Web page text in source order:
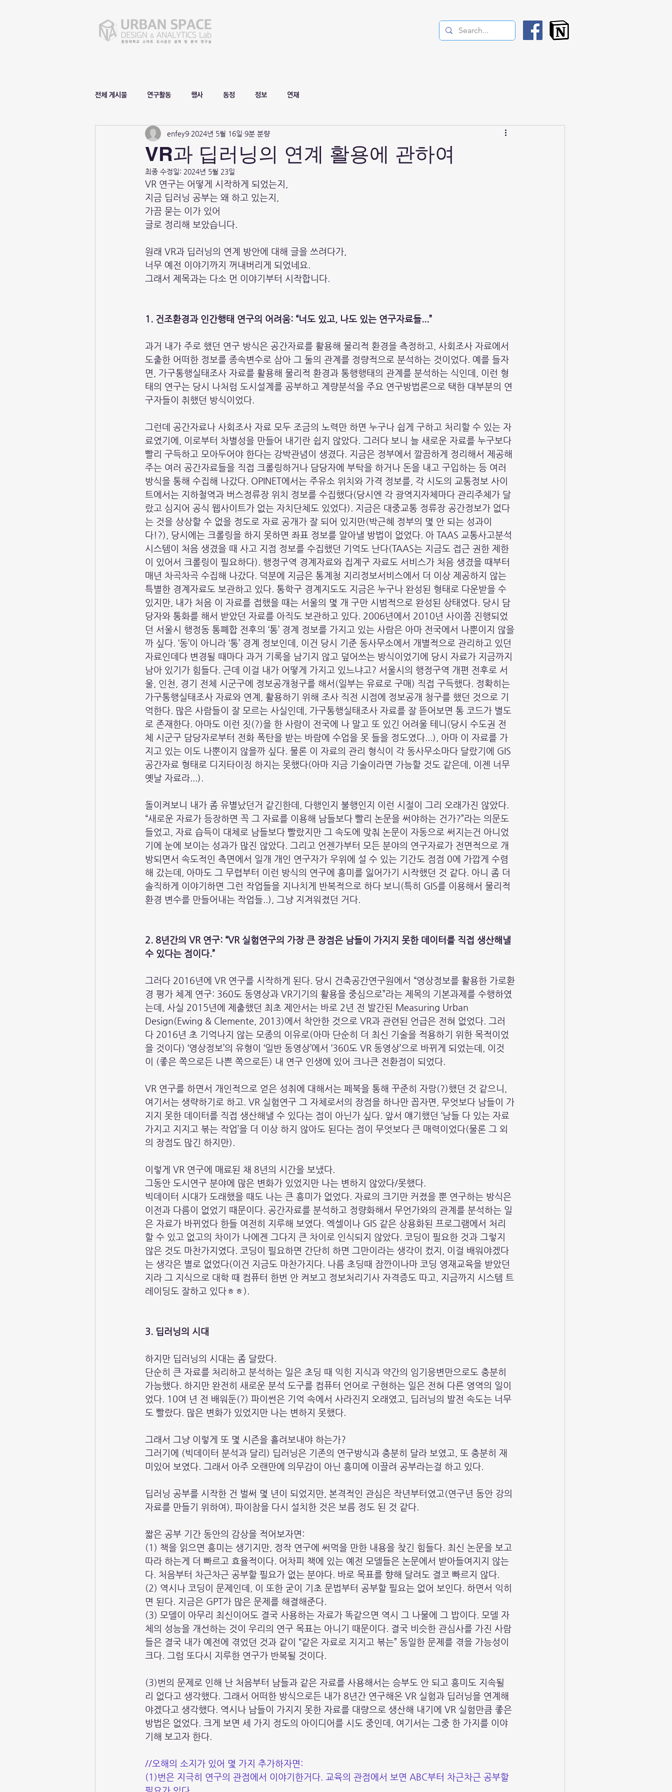
전체 게시물 연구활동 행사 동정 정보 연재
VR과 딥러닝의 연계 활용에 관하여
enfey9 2024년 5월 16일 9분 분량
최종 수정일: 2024년 5월 23일
VR 연구는 어떻게 시작하게 되었는지,
지금 딥러닝 공부는 왜 하고 있는지,
가끔 묻는 이가 있어
글로 정리해 보았습니다.
원래 VR과 딥러닝의 연계 방안에 대해 글을 쓰려다가,
너무 예전 이야기까지 꺼내버리게 되었네요.
그래서 제목과는 다소 먼 이야기부터 시작합니다.
1. 건조환경과 인간행태 연구의 어려움: “너도 있고, 나도 있는 연구자료들...”
과거 내가 주로 했던 연구 방식은 공간자료를 활용해 물리적 환경을 측정하고, 사회조사 자료에서
도출한 어떠한 정보를 종속변수로 삼아 그 둘의 관계를 정량적으로 분석하는 것이었다. 예를 들자
면, 가구통행실태조사 자료를 활용해 물리적 환경과 통행행태의 관계를 분석하는 식인데, 이런 형
태의 연구는 당시 나처럼 도시설계를 공부하고 계량분석을 주요 연구방법론으로 택한 대부분의 연
구자들이 취했던 방식이었다.
그런데 공간자료나 사회조사 자료 모두 조금의 노력만 하면 누구나 쉽게 구하고 처리할 수 있는 자
료였기에, 이로부터 차별성을 만들어 내기란 쉽지 않았다. 그러다 보니 늘 새로운 자료를 누구보다
빨리 구득하고 모아두어야 한다는 강박관념이 생겼다. 지금은 정부에서 깔끔하게 정리해서 제공해
주는 여러 공간자료들을 직접 크롤링하거나 담당자에 부탁을 하거나 돈을 내고 구입하는 등 여러
방식을 통해 수집해 나갔다. OPINET에서는 주유소 위치와 가격 정보를, 각 시도의 교통정보 사이
트에서는 지하철역과 버스정류장 위치 정보를 수집했다(당시엔 각 광역지자체마다 관리주체가 달
랐고 심지어 공식 웹사이트가 없는 자치단체도 있었다). 지금은 대중교통 정류장 공간정보가 없다
는 것을 상상할 수 없을 정도로 자료 공개가 잘 되어 있지만(박근혜 정부의 몇 안 되는 성과이
다!?), 당시에는 크롤링을 하지 못하면 좌표 정보를 알아낼 방법이 없었다. 아 TAAS 교통사고분석
시스템이 처음 생겼을 때 사고 지점 정보를 수집했던 기억도 난다(TAAS는 지금도 접근 권한 제한
이 있어서 크롤링이 필요하다). 행정구역 경계자료와 집계구 자료도 서비스가 처음 생겼을 때부터
매년 차곡차곡 수집해 나갔다. 덕분에 지금은 통계청 지리정보서비스에서 더 이상 제공하지 않는
특별한 경계자료도 보관하고 있다. 통학구 경계지도도 지금은 누구나 완성된 형태로 다운받을 수
있지만, 내가 처음 이 자료를 접했을 때는 서울의 몇 개 구만 시범적으로 완성된 상태였다. 당시 담
당자와 통화를 해서 받았던 자료를 아직도 보관하고 있다. 2006년에서 2010년 사이쯤 진행되었
던 서울시 행정동 통폐합 전후의 ‘통’ 경계 정보를 가지고 있는 사람은 아마 전국에서 나뿐이지 않을
까 싶다. ‘동’이 아니라 ‘통’ 경계 정보인데, 이건 당시 기준 동사무소에서 개별적으로 관리하고 있던
자료인데다 변경될 때마다 과거 기록을 남기지 않고 덮어쓰는 방식이었기에 당시 자료가 지금까지
남아 있기가 힘들다. 근데 이걸 내가 어떻게 가지고 있느냐고? 서울시의 행정구역 개편 전후로 서
울, 인천, 경기 전체 시군구에 정보공개청구를 해서(일부는 유료로 구매) 직접 구득했다. 정확히는
가구통행실태조사 자료와 연계, 활용하기 위해 조사 직전 시점에 정보공개 청구를 했던 것으로 기
억한다. 많은 사람들이 잘 모르는 사실인데, 가구통행실태조사 자료를 잘 뜯어보면 통 코드가 별도
로 존재한다. 아마도 이런 짓(?)을 한 사람이 전국에 나 말고 또 있긴 어려울 테니(당시 수도권 전
체 시군구 담당자로부터 전화 폭탄을 받는 바람에 수업을 못 들을 정도였다...), 아마 이 자료를 가
지고 있는 이도 나뿐이지 않을까 싶다. 물론 이 자료의 관리 형식이 각 동사무소마다 달랐기에 GIS
공간자료 형태로 디지타이징 하지는 못했다(아마 지금 기술이라면 가능할 것도 같은데, 이젠 너무
옛날 자료라...).
돌이켜보니 내가 좀 유별났던거 같긴한데, 다행인지 불행인지 이런 시절이 그리 오래가진 않았다.
“새로운 자료가 등장하면 꼭 그 자료를 이용해 남들보다 빨리 논문을 써야하는 건가?”라는 의문도
들었고, 자료 습득이 대체로 남들보다 빨랐지만 그 속도에 맞춰 논문이 자동으로 써지는건 아니었
기에 눈에 보이는 성과가 많진 않았다. 그리고 언젠가부터 모든 분야의 연구자료가 전면적으로 개
방되면서 속도적인 측면에서 일개 개인 연구자가 우위에 설 수 있는 기간도 점점 0에 가깝게 수렴
해 갔는데, 아마도 그 무렵부터 이런 방식의 연구에 흥미를 잃어가기 시작했던 것 같다. 아니 좀 더
솔직하게 이야기하면 그런 작업들을 지나치게 반복적으로 하다 보니(특히 GIS를 이용해서 물리적
환경 변수를 만들어내는 작업들..), 그냥 지겨워졌던 거다.
2. 8년간의 VR 연구: “VR 실험연구의 가장 큰 장점은 남들이 가지지 못한 데이터를 직접 생산해낼
수 있다는 점이다.”
그러다 2016년에 VR 연구를 시작하게 된다. 당시 건축공간연구원에서 “영상정보를 활용한 가로환
경 평가 체계 연구: 360도 동영상과 VR기기의 활용을 중심으로”라는 제목의 기본과제를 수행하였
는데, 사실 2015년에 제출했던 최초 제안서는 바로 2년 전 발간된 Measuring Urban
Design(Ewing & Clemente, 2013)에서 착안한 것으로 VR과 관련된 언급은 전혀 없었다. 그러
다 2016년 초 기억나지 않는 모종의 이유로(아마 단순히 더 최신 기술을 적용하기 위한 목적이었
을 것이다) ‘영상정보’의 유형이 ‘일반 동영상’에서 ‘360도 VR 동영상’으로 바뀌게 되었는데, 이것
이 (좋은 쪽으로든 나쁜 쪽으로든) 내 연구 인생에 있어 크나큰 전환점이 되었다.
VR 연구를 하면서 개인적으로 얻은 성취에 대해서는 페북을 통해 꾸준히 자랑(?)했던 것 같으니,
여기서는 생략하기로 하고. VR 실험연구 그 자체로서의 장점을 하나만 꼽자면, 무엇보다 남들이 가
지지 못한 데이터를 직접 생산해낼 수 있다는 점이 아닌가 싶다. 앞서 얘기했던 ‘남들 다 있는 자료
가지고 지지고 볶는 작업’을 더 이상 하지 않아도 된다는 점이 무엇보다 큰 매력이었다(물론 그 외
의 장점도 많긴 하지만).
이렇게 VR 연구에 매료된 채 8년의 시간을 보냈다.
그동안 도시연구 분야에 많은 변화가 있었지만 나는 변하지 않았다/못했다.
빅데이터 시대가 도래했을 때도 나는 큰 흥미가 없었다. 자료의 크기만 커졌을 뿐 연구하는 방식은
이전과 다름이 없었기 때문이다. 공간자료를 분석하고 정량화해서 무언가와의 관계를 분석하는 일
은 자료가 바뀌었다 한들 여전히 지루해 보였다. 엑셀이나 GIS 같은 상용화된 프로그램에서 처리
할 수 있고 없고의 차이가 나에겐 그다지 큰 차이로 인식되지 않았다. 코딩이 필요한 것과 그렇지
않은 것도 마찬가지였다. 코딩이 필요하면 간단히 하면 그만이라는 생각이 컸지, 이걸 배워야겠다
는 생각은 별로 없었다(이건 지금도 마찬가지다. 나름 초딩때 잠깐이나마 코딩 영재교육을 받았던
지라 그 지식으로 대학 때 컴퓨터 한번 안 켜보고 정보처리기사 자격증도 따고, 지금까지 시스템 트
레이딩도 잘하고 있다ㅎㅎ).
3. 딥러닝의 시대
하지만 딥러닝의 시대는 좀 달랐다.
단순히 큰 자료를 처리하고 분석하는 일은 초딩 때 익힌 지식과 약간의 임기응변만으로도 충분히
가능했다. 하지만 완전히 새로운 분석 도구를 컴퓨터 언어로 구현하는 일은 전혀 다른 영역의 일이
었다. 10여 년 전 배워둔(?) 파이썬은 기억 속에서 사라진지 오래였고, 딥러닝의 발전 속도는 너무
도 빨랐다. 많은 변화가 있었지만 나는 변하지 못했다.
그래서 그냥 이렇게 또 몇 시즌을 흘려보내야 하는가?
그러기에 (빅데이터 분석과 달리) 딥러닝은 기존의 연구방식과 충분히 달라 보였고, 또 충분히 재
미있어 보였다. 그래서 아주 오랜만에 의무감이 아닌 흥미에 이끌려 공부라는걸 하고 있다.
딥러닝 공부를 시작한 건 벌써 몇 년이 되었지만, 본격적인 관심은 작년부터였고(연구년 동안 강의
자료를 만들기 위하여), 파이참을 다시 설치한 것은 보름 정도 된 것 같다.
짧은 공부 기간 동안의 감상을 적어보자면:
(1) 책을 읽으면 흥미는 생기지만, 정작 연구에 써먹을 만한 내용을 찾긴 힘들다. 최신 논문을 보고
따라 하는게 더 빠르고 효율적이다. 어차피 책에 있는 예전 모델들은 논문에서 받아들여지지 않는
다. 처음부터 차근차근 공부할 필요가 없는 분야다. 바로 목표를 향해 달려도 결코 빠르지 않다.
(2) 역시나 코딩이 문제인데, 이 또한 굳이 기초 문법부터 공부할 필요는 없어 보인다. 하면서 익히
면 된다. 지금은 GPT가 많은 문제를 해결해준다.
(3) 모델이 아무리 최신이어도 결국 사용하는 자료가 똑같으면 역시 그 나물에 그 밥이다. 모델 자
체의 성능을 개선하는 것이 우리의 연구 목표는 아니기 때문이다. 결국 비슷한 관심사를 가진 사람
들은 결국 내가 예전에 겪었던 것과 같이 “같은 자료로 지지고 볶는” 동일한 문제를 겪을 가능성이
크다. 그럼 또다시 지루한 연구가 반복될 것이다.
(3)번의 문제로 인해 난 처음부터 남들과 같은 자료를 사용해서는 승부도 안 되고 흥미도 지속될
리 없다고 생각했다. 그래서 어떠한 방식으로든 내가 8년간 연구해온 VR 실험과 딥러닝을 연계해
야겠다고 생각했다. 역시나 남들이 가지지 못한 자료를 대량으로 생산해 내기에 VR 실험만큼 좋은
방법은 없었다. 크게 보면 세 가지 정도의 아이디어를 시도 중인데, 여기서는 그중 한 가지를 이야
기해 보고자 한다.
//오해의 소지가 있어 몇 가지 추가하자면:
(1)번은 지극히 연구의 관점에서 이야기한거다. 교육의 관점에서 보면 ABC부터 차근차근 공부할